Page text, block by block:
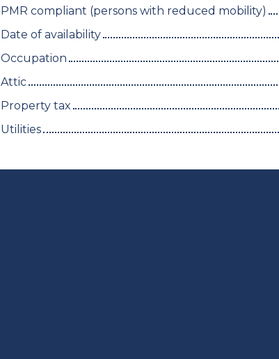
PMR compliant (persons with reduced mobility)
Date of availability
Occupation
Attic
Property tax
Utilities